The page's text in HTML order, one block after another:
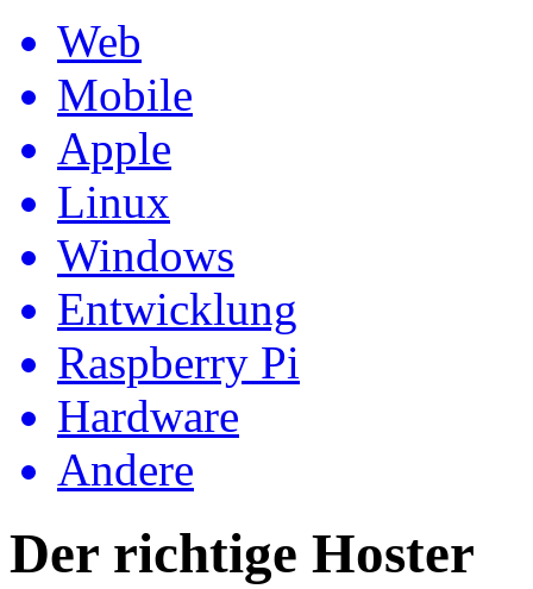
Web
Mobile
Apple
Linux
Windows
Entwicklung
Raspberry Pi
Hardware
Andere
Der richtige Hoster